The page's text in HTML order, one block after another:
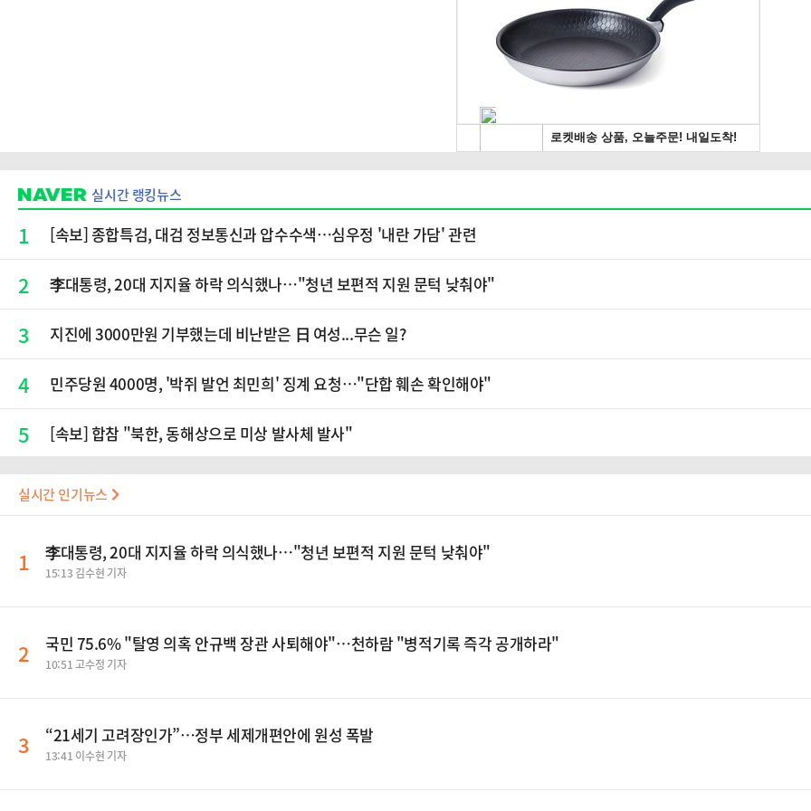
실시간 랭킹뉴스
1 [속보] 종합특검, 대검 정보통신과 압수수색…심우정 '내란 가담' 관련
2 李대통령, 20대 지지율 하락 의식했나…"청년 보편적 지원 문턱 낮춰야"
3 지진에 3000만원 기부했는데 비난받은 日 여성...무슨 일?
4 민주당원 4000명, '박쥐 발언 최민희' 징계 요청…"단합 훼손 확인해야"
5 [속보] 합참 "북한, 동해상으로 미상 발사체 발사"
실시간 인기뉴스
1 李대통령, 20대 지지율 하락 의식했나…"청년 보편적 지원 문턱 낮춰야"
15:13 김수현 기자
2 국민 75.6% "탈영 의혹 안규백 장관 사퇴해야"…천하람 "병적기록 즉각 공개하라"
10:51 고수정 기자
3 “21세기 고려장인가”…정부 세제개편안에 원성 폭발
13:41 이수현 기자